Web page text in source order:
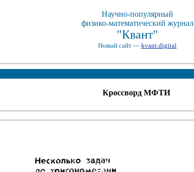
Научно-популярный
физико-математический журнал
"Квант"
Новый сайт — kvant.digital
Кроссворд МФТИ